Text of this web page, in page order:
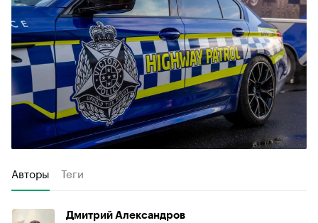
Авторы Теги
Дмитрий Александров